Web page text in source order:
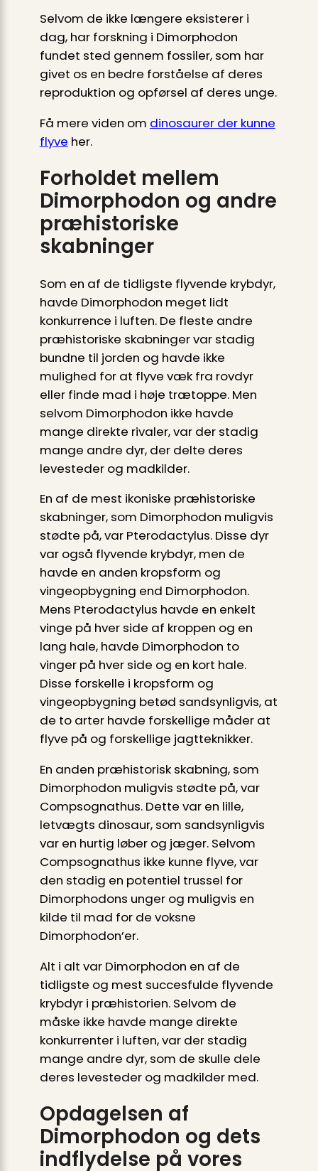
Selvom de ikke længere eksisterer i
dag, har forskning i Dimorphodon
fundet sted gennem fossiler, som har
givet os en bedre forståelse af deres
reproduktion og opførsel af deres unge.
Få mere viden om dinosaurer der kunne
flyve her.
Forholdet mellem
Dimorphodon og andre
præhistoriske
skabninger
Som en af de tidligste flyvende krybdyr,
havde Dimorphodon meget lidt
konkurrence i luften. De fleste andre
præhistoriske skabninger var stadig
bundne til jorden og havde ikke
mulighed for at flyve væk fra rovdyr
eller finde mad i høje trætoppe. Men
selvom Dimorphodon ikke havde
mange direkte rivaler, var der stadig
mange andre dyr, der delte deres
levesteder og madkilder.
En af de mest ikoniske præhistoriske
skabninger, som Dimorphodon muligvis
stødte på, var Pterodactylus. Disse dyr
var også flyvende krybdyr, men de
havde en anden kropsform og
vingeopbygning end Dimorphodon.
Mens Pterodactylus havde en enkelt
vinge på hver side af kroppen og en
lang hale, havde Dimorphodon to
vinger på hver side og en kort hale.
Disse forskelle i kropsform og
vingeopbygning betød sandsynligvis, at
de to arter havde forskellige måder at
flyve på og forskellige jagtteknikker.
En anden præhistorisk skabning, som
Dimorphodon muligvis stødte på, var
Compsognathus. Dette var en lille,
letvægts dinosaur, som sandsynligvis
var en hurtig løber og jæger. Selvom
Compsognathus ikke kunne flyve, var
den stadig en potentiel trussel for
Dimorphodons unger og muligvis en
kilde til mad for de voksne
Dimorphodon’er.
Alt i alt var Dimorphodon en af de
tidligste og mest succesfulde flyvende
krybdyr i præhistorien. Selvom de
måske ikke havde mange direkte
konkurrenter i luften, var der stadig
mange andre dyr, som de skulle dele
deres levesteder og madkilder med.
Opdagelsen af
Dimorphodon og dets
indflydelse på vores